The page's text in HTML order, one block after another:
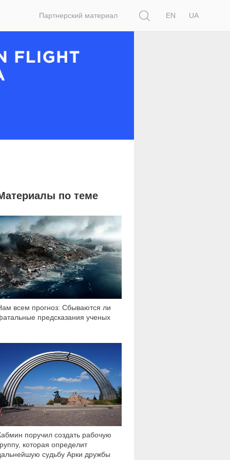
Партнерский материал
EN
UA
по теме
всем прогноз: Сбываются ли
предсказания ученых
26 522
поручил создать рабочую
которая определит
судьбу Арки дружбы
9 786